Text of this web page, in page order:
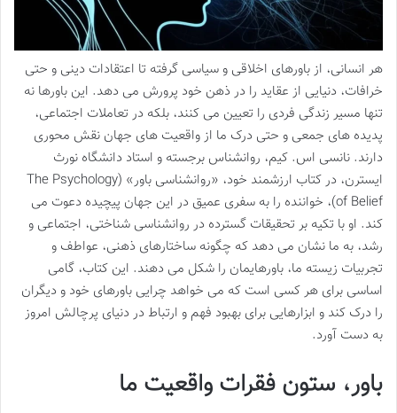
هر انسانی، از باورهای اخلاقی و سیاسی گرفته تا اعتقادات دینی و حتی
خرافات، دنیایی از عقاید را در ذهن خود پرورش می دهد. این باورها نه
تنها مسیر زندگی فردی را تعیین می کنند، بلکه در تعاملات اجتماعی،
پدیده های جمعی و حتی درک ما از واقعیت های جهان نقش محوری
دارند. نانسی اس. کیم، روانشناس برجسته و استاد دانشگاه نورث
ایسترن، در کتاب ارزشمند خود، «روانشناسی باور» (The Psychology
of Belief)، خواننده را به سفری عمیق در این جهان پیچیده دعوت می
کند. او با تکیه بر تحقیقات گسترده در روانشناسی شناختی، اجتماعی و
رشد، به ما نشان می دهد که چگونه ساختارهای ذهنی، عواطف و
تجربیات زیسته ما، باورهایمان را شکل می دهند. این کتاب، گامی
اساسی برای هر کسی است که می خواهد چرایی باورهای خود و دیگران
را درک کند و ابزارهایی برای بهبود فهم و ارتباط در دنیای پرچالش امروز
به دست آورد.
باور، ستون فقرات واقعیت ما